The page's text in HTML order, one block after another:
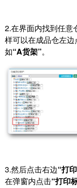
2.在界面内找到任意
样可以在成品仓左边
如“A货架”。
3.然后点击右边“打
在弹窗内点击“打印